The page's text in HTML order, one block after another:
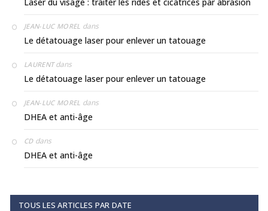
JEAN-LUC MOREL dans
Le détatouage laser pour enlever un tatouage
LAURENTdans
Le détatouage laser pour enlever un tatouage
JEAN-LUC MOREL dans
DHEA et anti-âge
CDdans
DHEA et anti-âge
TOUS LES ARTICLES PAR DATE